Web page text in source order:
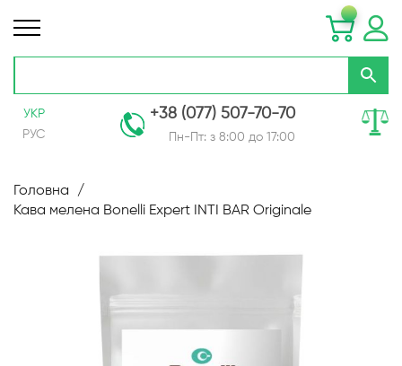
УКР
РУС
+38 (077) 507-70-70
Пн-Пт: з 8:00 до 17:00
Content
Головна
Кава мелена Bonelli Expert INTI BAR Originale